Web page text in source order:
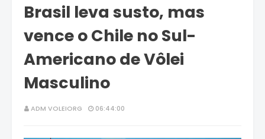
Brasil leva susto, mas
vence o Chile no Sul-
Americano de Vôlei
Masculino
ADM VOLEIORG 06:44:00